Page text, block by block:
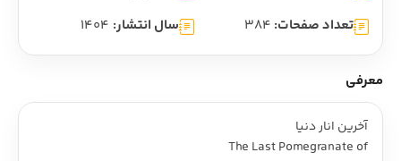
تعداد صفحات: 384 سال انتشار: 1404
معرفی
آخرين انار دنيا
The Last Pomegranate of